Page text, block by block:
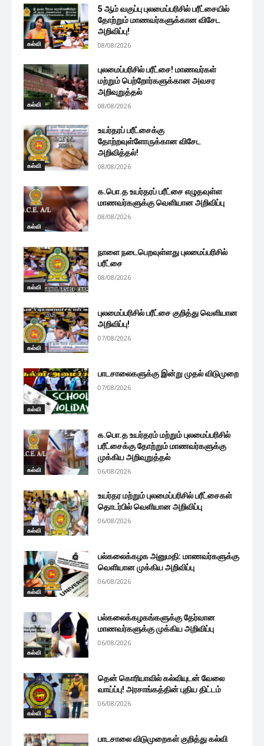
கல்வி
5 ஆம் வகுப்பு புலமைப்பரிசில் பரீட்சையில்
தோற்றும் மாணவர்களுக்கான விசேட
அறிவிப்பு!
08/08/2026
கல்வி
புலமைப்பரிசில் பரீட்சை! மாணவர்கள்
மற்றும் பெற்றோர்களுக்கான அவசர
அறிவுறுத்தல்
08/08/2026
கல்வி
உயர்தரப் பரீட்சைக்கு
தோற்றவுள்ளோருக்கான விசேட
அறிவித்தல்!
08/08/2026
கல்வி
க.பொ.த உயர்தரப் பரீட்சை எழுதவுள்ள
மாணவர்களுக்கு வெளியான அறிவிப்பு
08/08/2026
கல்வி
நாளை நடைபெறவுள்ளது புலமைப்பரிசில்
பரீட்சை
08/08/2026
கல்வி
புலமைப்பரிசில் பரீட்சை குறித்து வெளியான
அறிவிப்பு!
07/08/2026
கல்வி
பாடசாலைகளுக்கு இன்று முதல் விடுமுறை
07/08/2026
கல்வி
க.பொ.த உயர்தரம் மற்றும் புலமைப்பரிசில்
பரீட்சைக்கு தோற்றும் மாணவர்களுக்கு
முக்கிய அறிவுறுத்தல்
06/08/2026
கல்வி
உயர்தர மற்றும் புலமைப்பரிசில் பரீட்சைகள்
தொடர்பில் வெளியான அறிவிப்பு
06/08/2026
கல்வி
பல்கலைக்கழக அனுமதி: மாணவர்களுக்கு
வெளியான முக்கிய அறிவிப்பு
06/08/2026
கல்வி
பல்கலைக்கழகங்களுக்கு தேர்வான
மாணவர்களுக்கு முக்கிய அறிவிப்பு
06/08/2026
கல்வி
தென் கொரியாவில் கல்வியுடன் வேலை
வாய்ப்பு! அரசாங்கத்தின் புதிய திட்டம்
06/08/2026
பாடசாலை விடுமுறைகள் குறித்து கல்வி